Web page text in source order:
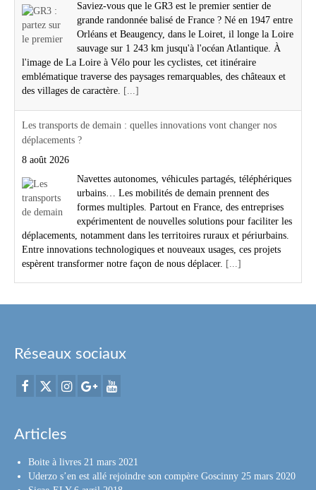
Saviez-vous que le GR3 est le premier sentier de
grande randonnée balisé de France ? Né en 1947 entre
Orléans et Beaugency, dans le Loiret, il longe la Loire
sauvage sur 1 243 km jusqu'à l'océan Atlantique. À
l'image de La Loire à Vélo pour les cyclistes, cet itinéraire
emblématique traverse des paysages remarquables, des châteaux et
des villages de caractère. [...]
Les transports de demain : quelles innovations vont changer nos
déplacements ?
8 août 2026
Navettes autonomes, véhicules partagés, téléphériques
urbains… Les mobilités de demain prennent des
formes multiples. Partout en France, des entreprises
expérimentent de nouvelles solutions pour faciliter les
déplacements, notamment dans les territoires ruraux et périurbains.
Entre innovations technologiques et nouveaux usages, ces projets
espèrent transformer notre façon de nous déplacer. [...]
Réseaux sociaux
Articles
Boite à livres 21 mars 2021
Uderzo s’en est allé rejoindre son compère Goscinny 25 mars 2020